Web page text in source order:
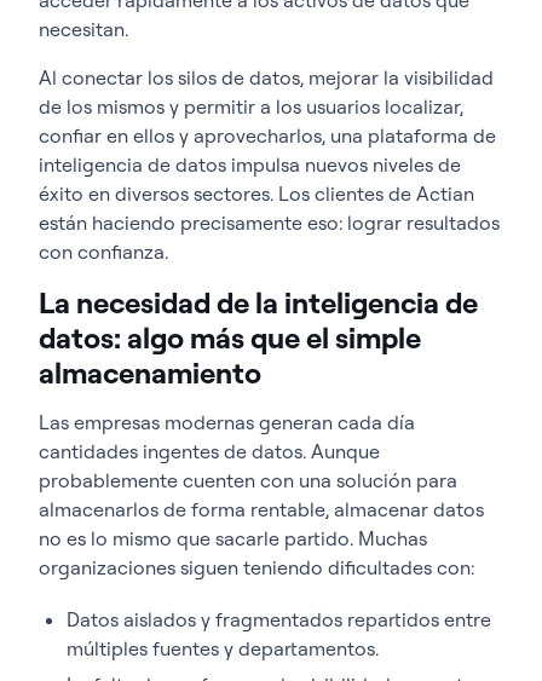
necesitan.
Al conectar los silos de datos, mejorar la visibilidad
de los mismos y permitir a los usuarios localizar,
confiar en ellos y aprovecharlos, una plataforma de
inteligencia de datos impulsa nuevos niveles de
éxito en diversos sectores. Los clientes de Actian
están haciendo precisamente eso: lograr resultados
con confianza.
La necesidad de la inteligencia de
datos: algo más que el simple
almacenamiento
Las empresas modernas generan cada día
cantidades ingentes de datos. Aunque
probablemente cuenten con una solución para
almacenarlos de forma rentable, almacenar datos
no es lo mismo que sacarle partido. Muchas
organizaciones siguen teniendo dificultades con:
Datos aislados y fragmentados repartidos entre
múltiples fuentes y departamentos.